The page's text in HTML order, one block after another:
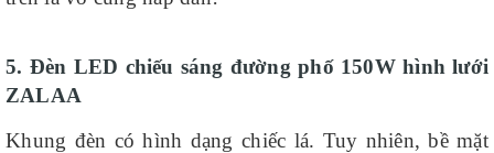
5. Đèn LED chiếu sáng đường phố 150W hình lưới
ZALAA
Khung đèn có hình dạng chiếc lá. Tuy nhiên, bề mặt